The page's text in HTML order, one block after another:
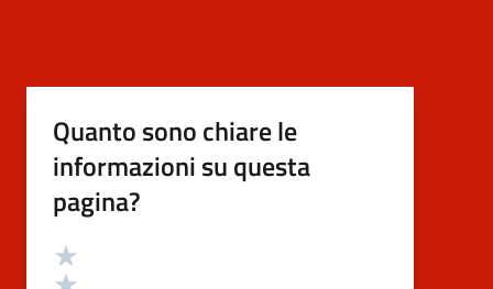
Quanto sono chiare le
informazioni su questa
pagina?
Valutazione